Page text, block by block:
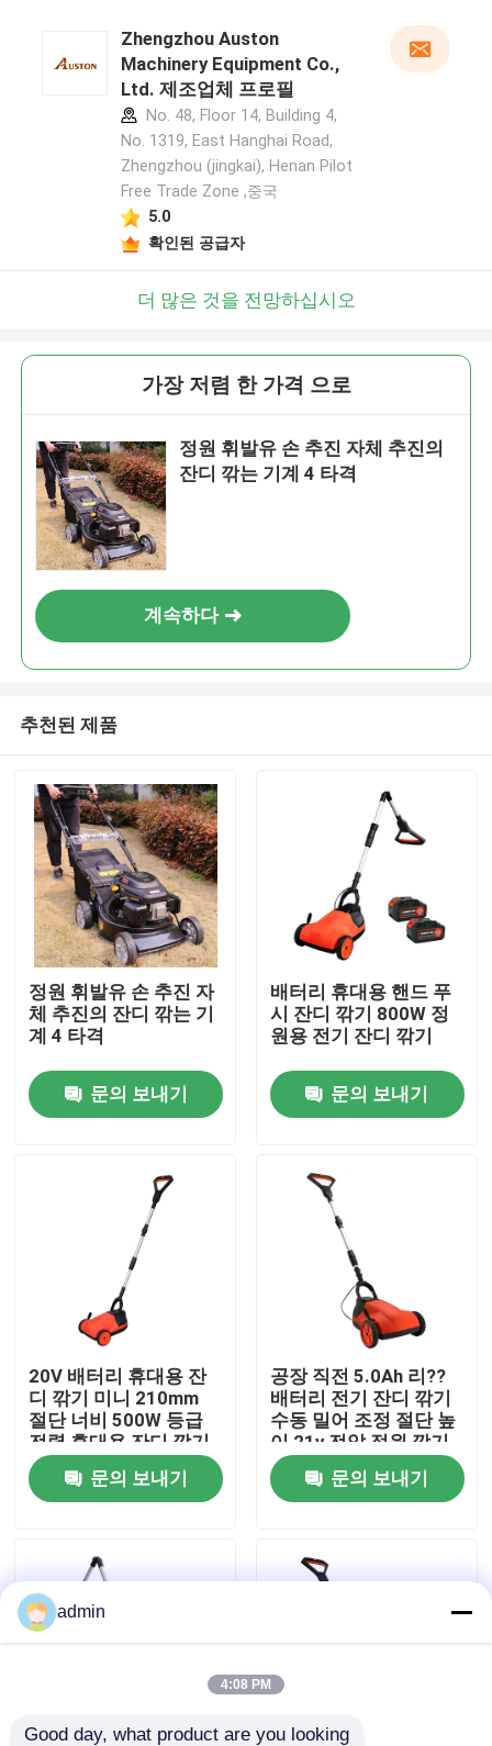
곧 다시 연락 드리겠습니다!
집
우리 에 관한 것
공장 표시
저희와 연락
휘발유 동력톱
전기 동력톱
Zhengzhou Auston
Machinery Equipment Co.,
Ltd. 제조업체 프로필
No. 48, Floor 14, Building 4,
No. 1319, East Hanghai Road,
Zhengzhou (jingkai), Henan Pilot
Free Trade Zone ,중국
5.0
확인된 공급자
더 많은 것을 전망하십시오
가장 저렴 한 가격 으로
정원 휘발유 손 추진 자체 추진의
잔디 깎는 기계 4 타격
계속하다
추천된 제품
정원 휘발유 손 추진 자
체 추진의 잔디 깎는 기
계 4 타격
문의 보내기
배터리 휴대용 핸드 푸
시 잔디 깎기 800W 정
원용 전기 잔디 깎기
문의 보내기
20V 배터리 휴대용 잔
디 깎기 미니 210mm
절단 너비 500W 등급
전력 휴대용 잔디 깎기
문의 보내기
공장 직전 5.0Ah 리??
배터리 전기 잔디 깎기
수동 밀어 조정 절단 높
이 21v 전압 정원 깎기
판매
문의 보내기
admin
4:08 PM
Good day, what product are you looking